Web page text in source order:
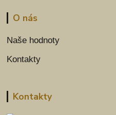
O nás
Naše hodnoty
Kontakty
Kontakty